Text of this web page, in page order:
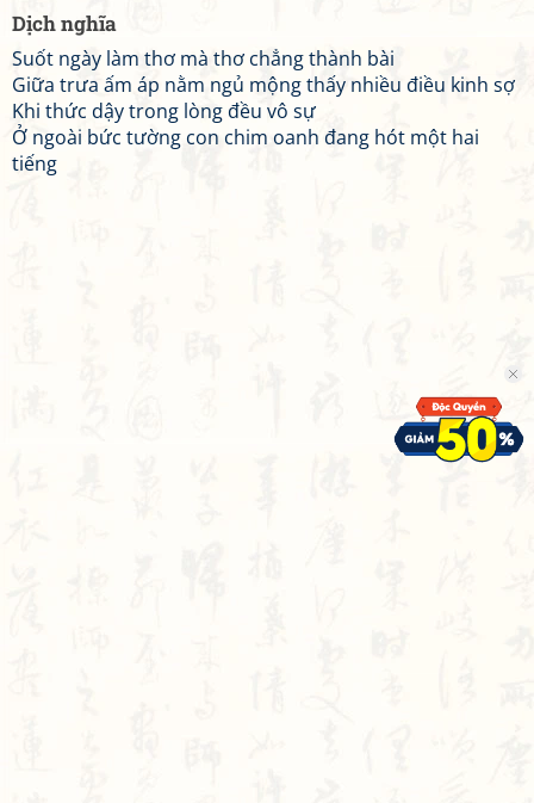
Dịch nghĩa
Suốt ngày làm thơ mà thơ chẳng thành bài
Giữa trưa ấm áp nằm ngủ mộng thấy nhiều điều kinh sợ
Khi thức dậy trong lòng đều vô sự
Ở ngoài bức tường con chim oanh đang hót một hai
tiếng